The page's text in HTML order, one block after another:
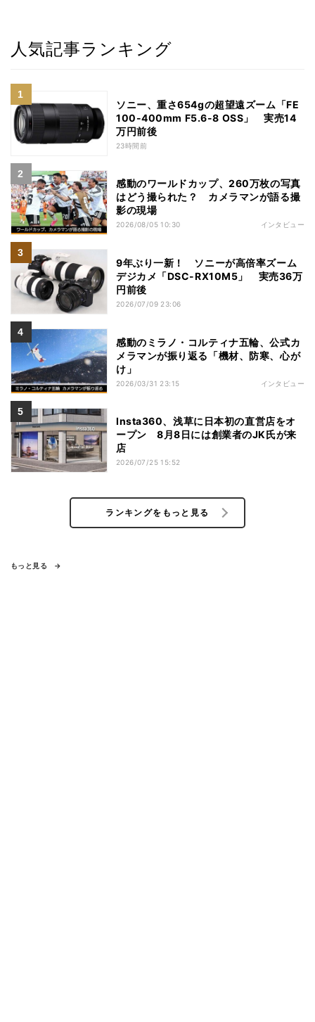
人気記事ランキング
ソニー、重さ654gの超望遠ズーム「FE
100-400mm F5.6-8 OSS」 実売14
万円前後
23時間前
感動のワールドカップ、260万枚の写真
はどう撮られた？ カメラマンが語る撮
影の現場
2026/08/05 10:30 インタビュー
9年ぶり一新！ ソニーが高倍率ズーム
デジカメ「DSC-RX10M5」 実売36万
円前後
2026/07/09 23:06
感動のミラノ・コルティナ五輪、公式カ
メラマンが振り返る「機材、防寒、心が
け」
2026/03/31 23:15 インタビュー
Insta360、浅草に日本初の直営店をオ
ープン 8月8日には創業者のJK氏が来
店
2026/07/25 15:52
ランキングをもっと見る
もっと見る